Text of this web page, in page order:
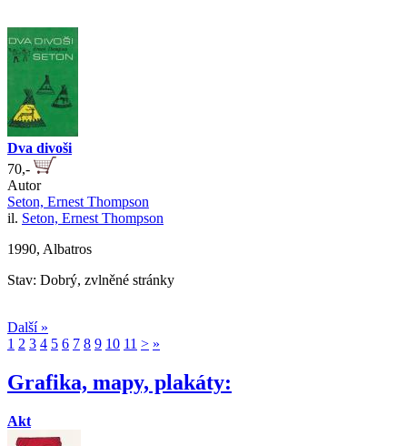
Dva divoši
70,-
Autor
Seton, Ernest Thompson
il. Seton, Ernest Thompson
1990, Albatros
Stav: Dobrý, zvlněné stránky
Další »
1 2 3 4 5 6 7 8 9 10 11 > »
Grafika, mapy, plakáty:
Akt